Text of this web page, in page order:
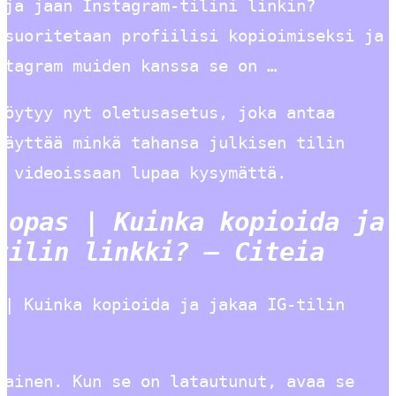
ja jaan Instagram-tilini linkin?
suoritetaan profiilisi kopioimiseksi ja
muiden kanssa se on …
nyt oletusasetus, joka antaa
käyttää minkä tahansa julkisen tilin
videoissaan lupaa kysymättä.
opas | Kuinka kopioida ja
tilin linkki? – Citeia
| Kuinka kopioida ja jakaa IG-tilin
Kun se on latautunut, avaa se